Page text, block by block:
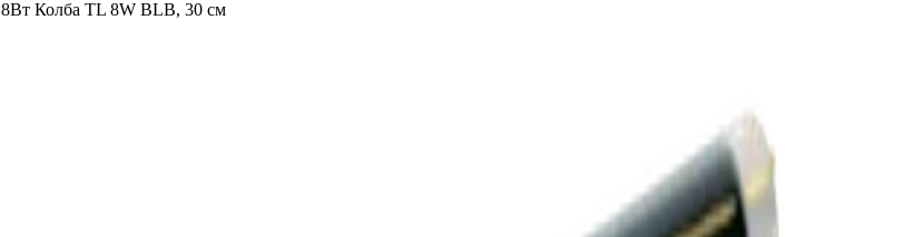
8Вт Колба TL 8W BLB, 30 см